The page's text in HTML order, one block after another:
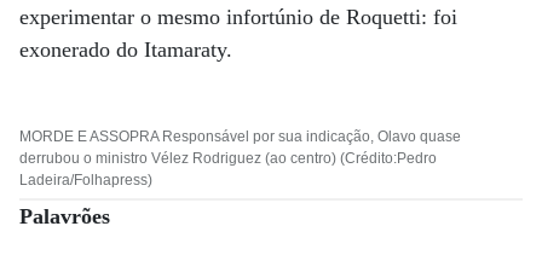
experimentar o mesmo infortúnio de Roquetti: foi
exonerado do Itamaraty.
MORDE E ASSOPRA Responsável por sua indicação, Olavo quase
derrubou o ministro Vélez Rodriguez (ao centro) (Crédito:Pedro
Ladeira/Folhapress)
Palavrões